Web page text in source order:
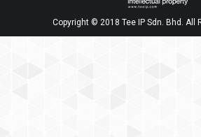
Copyright © 2018 Tee IP Sdn. Bhd. All